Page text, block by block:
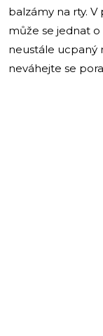
balzámy na rty.
může se jednat o
neustále ucpaný
neváhejte se